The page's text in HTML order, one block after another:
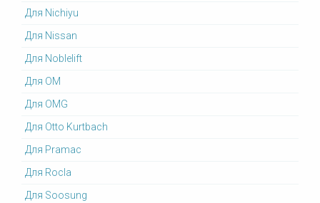
Для Nichiyu
Для Nissan
Для Noblelift
Для OM
Для OMG
Для Otto Kurtbach
Для Pramac
Для Rocla
Для Soosung